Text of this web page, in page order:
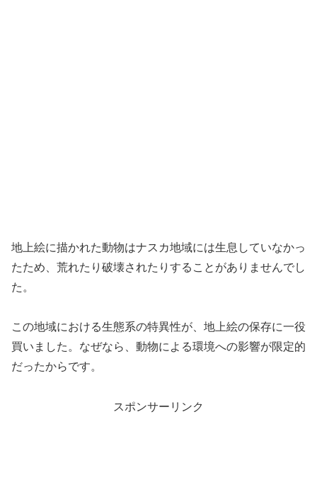
地上絵に描かれた動物はナスカ地域には生息していなかっ
たため、荒れたり破壊されたりすることがありませんでし
た。
この地域における生態系の特異性が、地上絵の保存に一役
買いました。なぜなら、動物による環境への影響が限定的
だったからです。
スポンサーリンク